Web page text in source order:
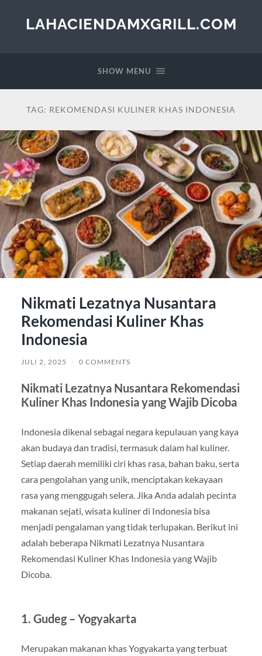
LAHACIENDAMXGRILL.COM
SHOW MENU
TAG: REKOMENDASI KULINER KHAS INDONESIA
Nikmati Lezatnya Nusantara
Rekomendasi Kuliner Khas
Indonesia
JULI 2, 2025 / 0 COMMENTS
Nikmati Lezatnya Nusantara Rekomendasi
Kuliner Khas Indonesia yang Wajib Dicoba
Indonesia dikenal sebagai negara kepulauan yang kaya
akan budaya dan tradisi, termasuk dalam hal kuliner.
Setiap daerah memiliki ciri khas rasa, bahan baku, serta
cara pengolahan yang unik, menciptakan kekayaan
rasa yang menggugah selera. Jika Anda adalah pecinta
makanan sejati, wisata kuliner di Indonesia bisa
menjadi pengalaman yang tidak terlupakan. Berikut ini
adalah beberapa Nikmati Lezatnya Nusantara
Rekomendasi Kuliner Khas Indonesia yang Wajib
Dicoba.
1. Gudeg – Yogyakarta
Merupakan makanan khas Yogyakarta yang terbuat